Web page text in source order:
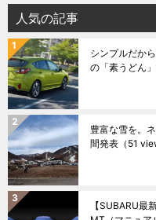
人気の記事
シンプルだか
の「素うどん
豊富な雪を。
間発表 （51
【SUBARU最